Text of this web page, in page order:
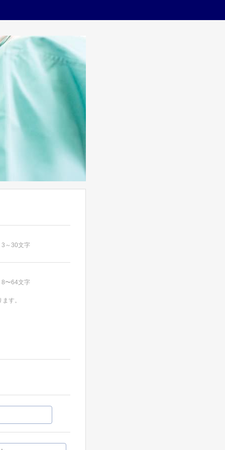
～30文字
〜64文字
す。